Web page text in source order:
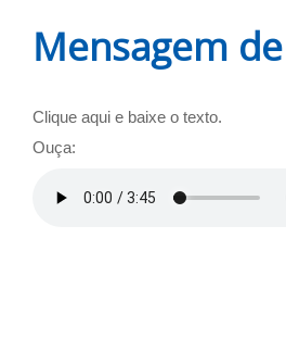
Mensagem
Clique aqui e baixe o texto.
Ouça: